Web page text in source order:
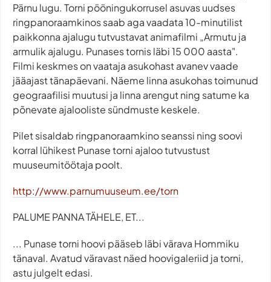
Pärnu lugu. Torni pööningukorrusel asuvas uudses
ringpanoraamkinos saab aga vaadata 10-minutilist
paikkonna ajalugu tutvustavat animafilmi „Armutu ja
armulik ajalugu. Punases tornis läbi 15 000 aasta".
Filmi keskmes on vaataja asukohast avanev vaade
jääajast tänapäevani. Näeme linna asukohas toimunud
geograafilisi muutusi ja linna arengut ning satume ka
põnevate ajalooliste sündmuste keskele.
Pilet sisaldab ringpanoraamkino seanssi ning soovi
korral lühikest Punase torni ajaloo tutvustust
muuseumitöötaja poolt.
http://www.parnumuuseum.ee/torn
PALUME PANNA TÄHELE, ET...
... Punase torni hoovi pääseb läbi värava Hommiku
tänaval. Avatud väravast näed hoovigaleriid ja torni,
astu julgelt edasi.